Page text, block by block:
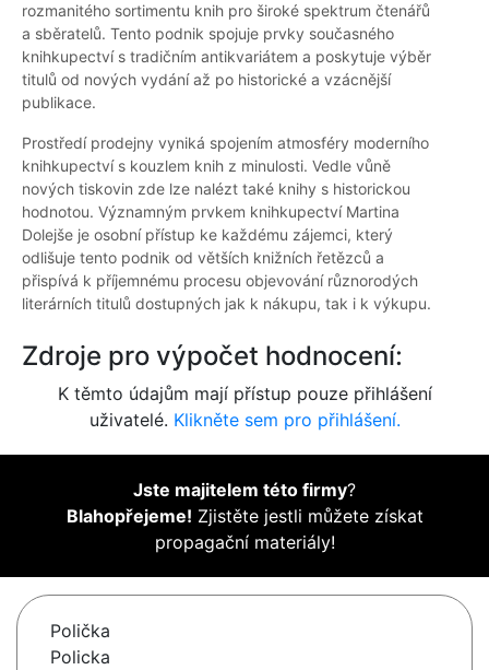
rozmanitého sortimentu knih pro široké spektrum čtenářů
a sběratelů. Tento podnik spojuje prvky současného
knihkupectví s tradičním antikvariátem a poskytuje výběr
titulů od nových vydání až po historické a vzácnější
publikace.
Prostředí prodejny vyniká spojením atmosféry moderního
knihkupectví s kouzlem knih z minulosti. Vedle vůně
nových tiskovin zde lze nalézt také knihy s historickou
hodnotou. Významným prvkem knihkupectví Martina
Dolejše je osobní přístup ke každému zájemci, který
odlišuje tento podnik od větších knižních řetězců a
přispívá k příjemnému procesu objevování různorodých
literárních titulů dostupných jak k nákupu, tak i k výkupu.
Zdroje pro výpočet hodnocení:
K těmto údajům mají přístup pouze přihlášení
uživatelé. Klikněte sem pro přihlášení.
Jste majitelem této firmy?
Blahopřejeme! Zjistěte jestli můžete získat
propagační materiály!
Polička
Policka